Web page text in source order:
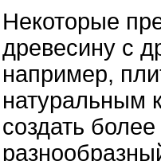
Некоторые
древесину с
например,
натуральным
создать